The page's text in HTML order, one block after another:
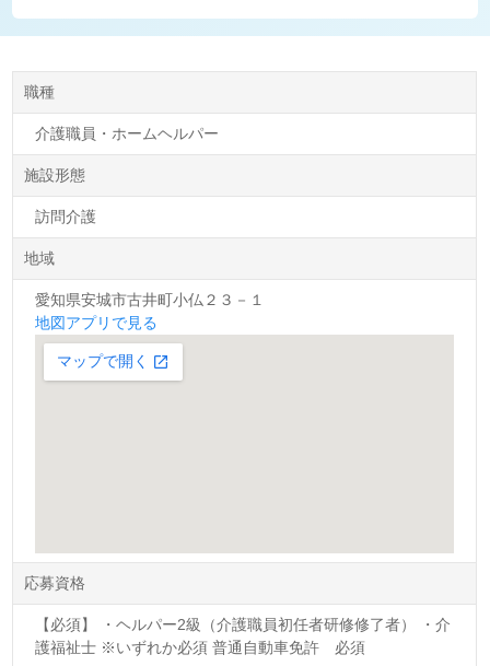
職種
介護職員・ホームヘルパー
施設形態
訪問介護
地域
愛知県安城市古井町小仏２３－１
地図アプリで見る
応募資格
【必須】 ・ヘルパー2級（介護職員初任者研修修了者） ・介
護福祉士 ※いずれか必須 普通自動車免許 必須